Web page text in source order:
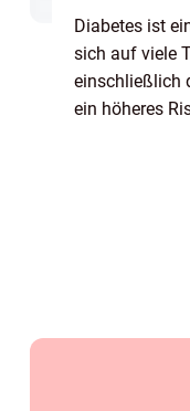
Diabetes ist
sich auf viele
einschließlich
ein höheres